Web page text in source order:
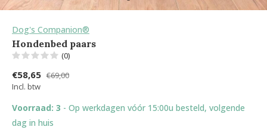
Dog's Companion®
Hondenbed paars
(0)
€58,65 €69,00
Incl. btw
Voorraad: 3 - Op werkdagen vóór 15:00u besteld, volgende
dag in huis